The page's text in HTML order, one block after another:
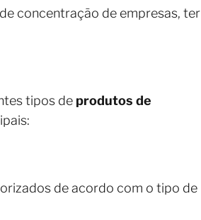
concentração de empresas, ter
tipos de produtos de
de acordo com o tipo de